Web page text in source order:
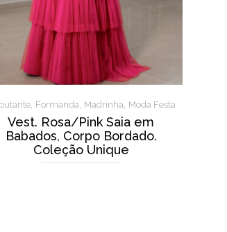
, Formanda, Madrinha, Moda Festa
Vest. Rosa/Pink Saia em
Babados, Corpo Bordado.
Coleção Unique